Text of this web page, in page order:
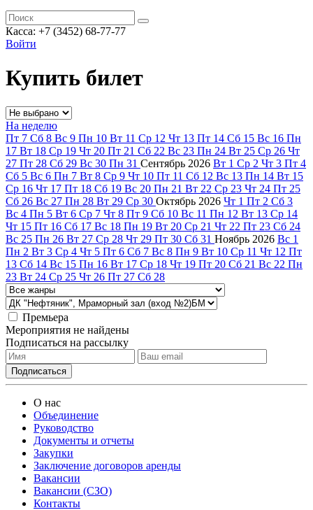
Касса: +7 (3452) 68-77-77
Войти
Купить билет
На неделю
Пт 7 Сб 8 Вс 9 Пн 10 Вт 11 Ср 12 Чт 13 Пт 14 Сб 15 Вс 16 Пн
17 Вт 18 Ср 19 Чт 20 Пт 21 Сб 22 Вс 23 Пн 24 Вт 25 Ср 26 Чт
27 Пт 28 Сб 29 Вс 30 Пн 31 Сентябрь 2026 Вт 1 Ср 2 Чт 3 Пт 4
Сб 5 Вс 6 Пн 7 Вт 8 Ср 9 Чт 10 Пт 11 Сб 12 Вс 13 Пн 14 Вт 15
Ср 16 Чт 17 Пт 18 Сб 19 Вс 20 Пн 21 Вт 22 Ср 23 Чт 24 Пт 25
Сб 26 Вс 27 Пн 28 Вт 29 Ср 30 Октябрь 2026 Чт 1 Пт 2 Сб 3
Вс 4 Пн 5 Вт 6 Ср 7 Чт 8 Пт 9 Сб 10 Вс 11 Пн 12 Вт 13 Ср 14
Чт 15 Пт 16 Сб 17 Вс 18 Пн 19 Вт 20 Ср 21 Чт 22 Пт 23 Сб 24
Вс 25 Пн 26 Вт 27 Ср 28 Чт 29 Пт 30 Сб 31 Ноябрь 2026 Вс 1
Пн 2 Вт 3 Ср 4 Чт 5 Пт 6 Сб 7 Вс 8 Пн 9 Вт 10 Ср 11 Чт 12 Пт
13 Сб 14 Вс 15 Пн 16 Вт 17 Ср 18 Чт 19 Пт 20 Сб 21 Вс 22 Пн
23 Вт 24 Ср 25 Чт 26 Пт 27 Сб 28
Премьера
Мероприятия не найдены
Подписаться на рассылку
О нас
Объединение
Руководство
Документы и отчеты
Закупки
Заключение договоров аренды
Вакансии
Вакансии (СЗО)
Контакты